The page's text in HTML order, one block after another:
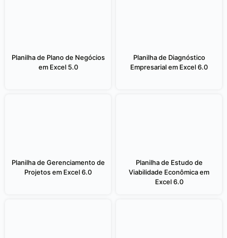
Planilha de Plano de Negócios
em Excel 5.0
Planilha de Diagnóstico
Empresarial em Excel 6.0
Planilha de Gerenciamento de
Projetos em Excel 6.0
Planilha de Estudo de
Viabilidade Econômica em
Excel 6.0